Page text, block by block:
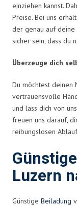
einziehen kannst.
Preise. Bei uns
der genau auf deine
sicher sein, dass du
Überzeuge dich
Du möchtest deinen
vertrauensvolle
und lass dich von
freuen uns darauf,
reibungslosen
Luzern
Günstige Beiladung